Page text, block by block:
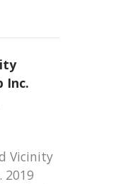
Inc.
Vicinity
2019